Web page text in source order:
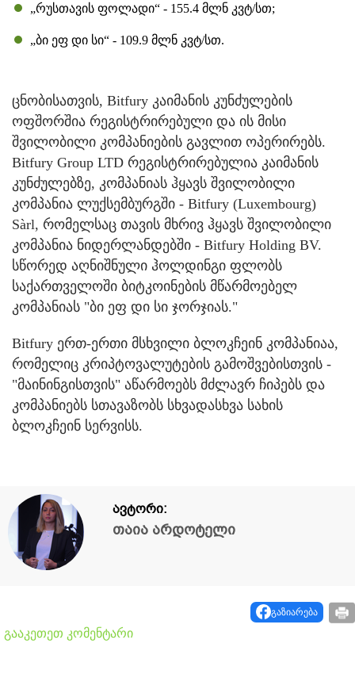
„რუსთავის ფოლადი“ - 155.4 მლნ კვტ/სთ;
„ბი ეფ დი სი“ - 109.9 მლნ კვტ/სთ.
ცნობისათვის, Bitfury კაიმანის კუნძულების
ოფშორშია რეგისტრირებული და ის მისი
შვილობილი კომპანიების გავლით ოპერირებს.
Bitfury Group LTD რეგისტრირებულია კაიმანის
კუნძულებზე, კომპანიას ჰყავს შვილობილი
კომპანია ლუქსემბურგში - Bitfury (Luxembourg)
Sàrl, რომელსაც თავის მხრივ ჰყავს შვილობილი
კომპანია ნიდერლანდებში - Bitfury Holding BV.
სწორედ აღნიშნული ჰოლდინგი ფლობს
საქართველოში ბიტკოინების მწარმოებელ
კომპანიას "ბი ეფ დი სი ჯორჯიას."
Bitfury ერთ-ერთი მსხვილი ბლოკჩეინ კომპანიაა,
რომელიც კრიპტოვალუტების გამოშვებისთვის -
"მაინინგისთვის" აწარმოებს მძლავრ ჩიპებს და
კომპანიებს სთავაზობს სხვადასხვა სახის
ბლოკჩეინ სერვისს.
ავტორი:
თაია არდოტელი
გაზიარება
გააკეთეთ კომენტარი